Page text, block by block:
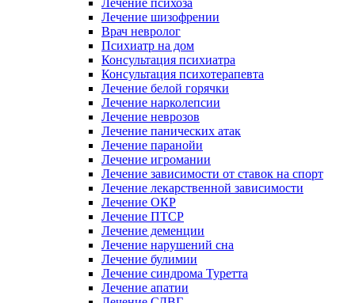
Лечение психоза
Лечение шизофрении
Врач невролог
Психиатр на дом
Консультация психиатра
Консультация психотерапевта
Лечение белой горячки
Лечение нарколепсии
Лечение неврозов
Лечение панических атак
Лечение паранойи
Лечение игромании
Лечение зависимости от ставок на спорт
Лечение лекарственной зависимости
Лечение ОКР
Лечение ПТСР
Лечение деменции
Лечение нарушений сна
Лечение булимии
Лечение синдрома Туретта
Лечение апатии